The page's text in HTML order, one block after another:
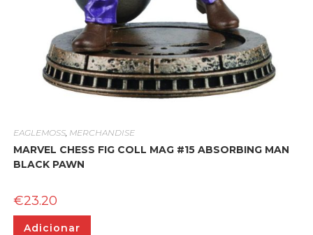
EAGLEMOSS, MERCHANDISE
MARVEL CHESS FIG COLL MAG #15 ABSORBING MAN
BLACK PAWN
€23.20
Adicionar